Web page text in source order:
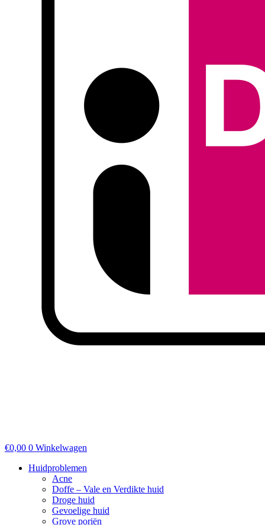
€0,00 0 Winkelwagen
Huidproblemen
Acne
Doffe – Vale en Verdikte huid
Droge huid
Gevoelige huid
Grove poriën